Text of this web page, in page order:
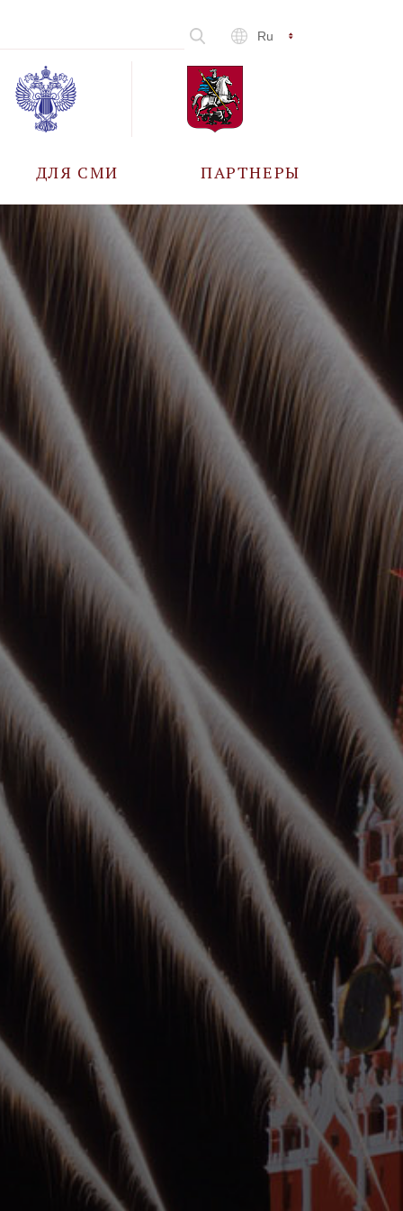
Ru
ДЛЯ СМИ
АККРЕДИТАЦИЯ
ПАРТНЕРЫ